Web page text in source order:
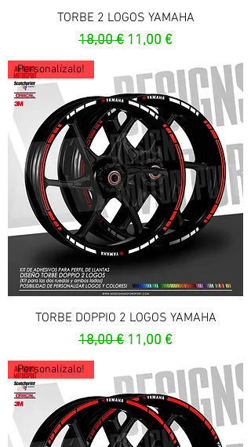
TORBE 2 LOGOS YAMAHA
Prix original
18,00 € Prix promotionnel
11,00 €
Personalízalo!
TORBE DOPPIO 2 LOGOS YAMAHA
Prix original
18,00 € Prix promotionnel
11,00 €
Personalízalo!